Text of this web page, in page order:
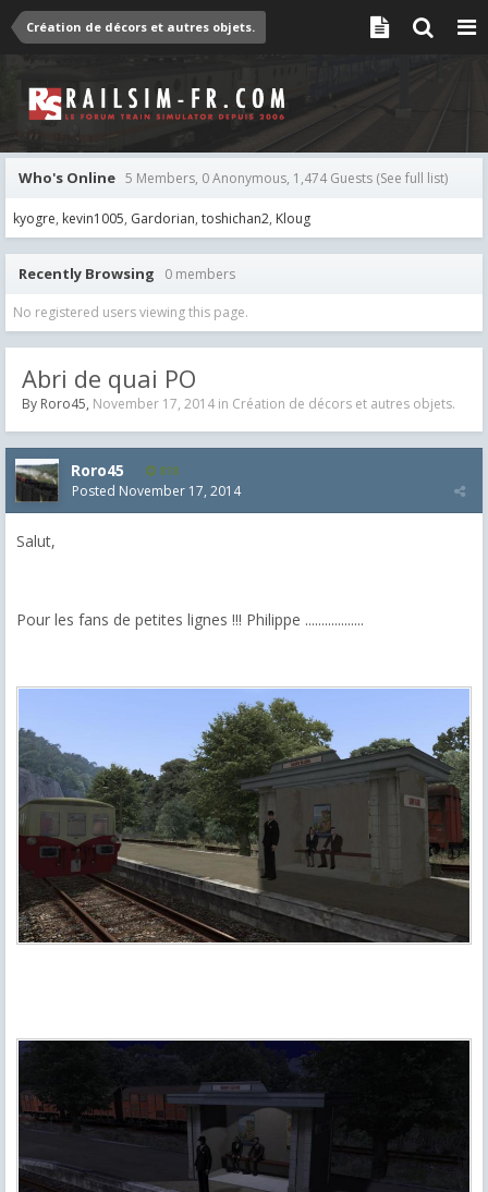
Création de décors et autres objets.
Who's Online 5 Members, 0 Anonymous, 1,474 Guests (See full list)
kyogre kevin1005 Gardorian toshichan2 Kloug
Recently Browsing 0 members
No registered users viewing this page.
Abri de quai PO
By Roro45, November 17, 2014 in Création de décors et autres objets.
Roro45 818
Posted November 17, 2014
Salut,
Pour les fans de petites lignes !!! Philippe ..................